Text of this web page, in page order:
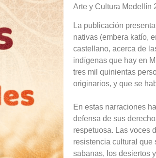
Arte y Cultura Medellín
La publicación
nativas (embera katío,
castellano, acerca de
indígenas que hay en
tres mil quinientas
originarios, y que se
En estas narraciones
defensa de sus
respetuosa. Las voces
resistencia cultural que
sabanas, los desiertos